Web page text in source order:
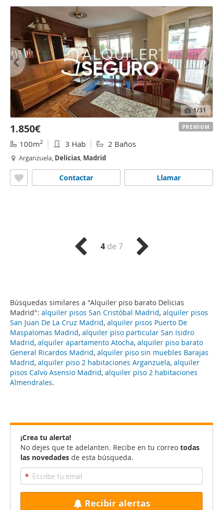
Búsquedas similares a "Alquiler piso barato Delicias
Madrid": alquiler pisos San Cristóbal Madrid, alquiler pisos
San Juan De La Cruz Madrid, alquiler pisos Puerto De
Maspalomas Madrid, alquiler piso particular San Isidro
Madrid, alquiler apartamento Atocha, alquiler piso barato
General Ricardos Madrid, alquiler piso sin muebles Barajas
Madrid, alquiler piso 2 habitaciones Arganzuela, alquiler
pisos Calvo Asensio Madrid, alquiler piso 2 habitaciones
Almendrales.
1/31
1.850€
100m2 3 Hab 2 Baños
Arganzuela, Delicias, Madrid
Llamar
Contactar
PREMIUM
4de 7
¡Crea tu alerta!
No dejes que te adelanten. Recibe en tu correo todas
las novedades de esta búsqueda.
Recibir alertas